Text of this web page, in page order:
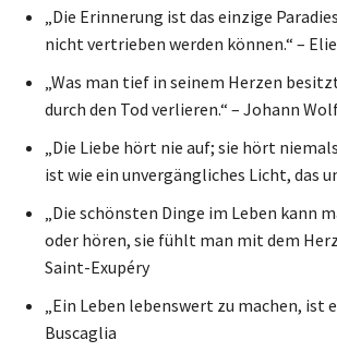
„Die Erinnerung ist das einzige
nicht vertrieben werden können.“ –
„Was man tief in seinem Herzen
durch den Tod verlieren.“ – Johann
„Die Liebe hört nie auf; sie hört
ist wie ein unvergängliches Licht, das
„Die schönsten Dinge im Leben kann
oder hören, sie fühlt man mit dem
Saint-Exupéry
„Ein Leben lebenswert zu machen, ist
Buscaglia